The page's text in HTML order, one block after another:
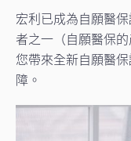
宏利已成為自願醫
者之一（自願醫保
您帶來全新自願醫
障。